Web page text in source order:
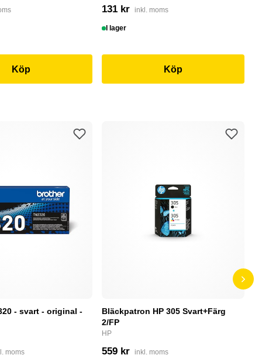
Köp
131 kr inkl. moms
I lager
Köp
- svart - original -
moms
Bläckpatron HP 305 Svart+Färg
2/FP
HP
559 kr inkl. moms